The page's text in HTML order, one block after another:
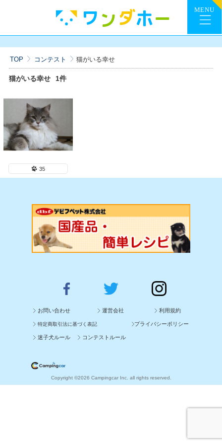
TOP コンテスト 猫がいる幸せ
猫がいる幸せ 1件
35
お問い合わせ 運営会社 利用規約
特定商取引法に基づく表記 プライバシーポリシー
迷子犬ルール コンテストルール
Copyright ©2026 Campingcar Inc. all rights reserved.